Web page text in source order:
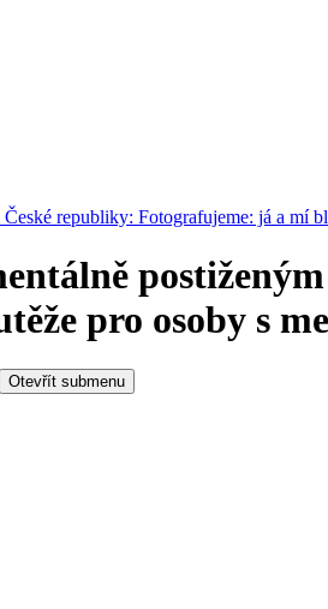
republiky: Fotografujeme: já a
pro osoby s
Otevřít submenu